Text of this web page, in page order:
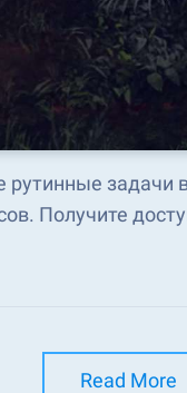
рутинные задачи
Получите
Read More